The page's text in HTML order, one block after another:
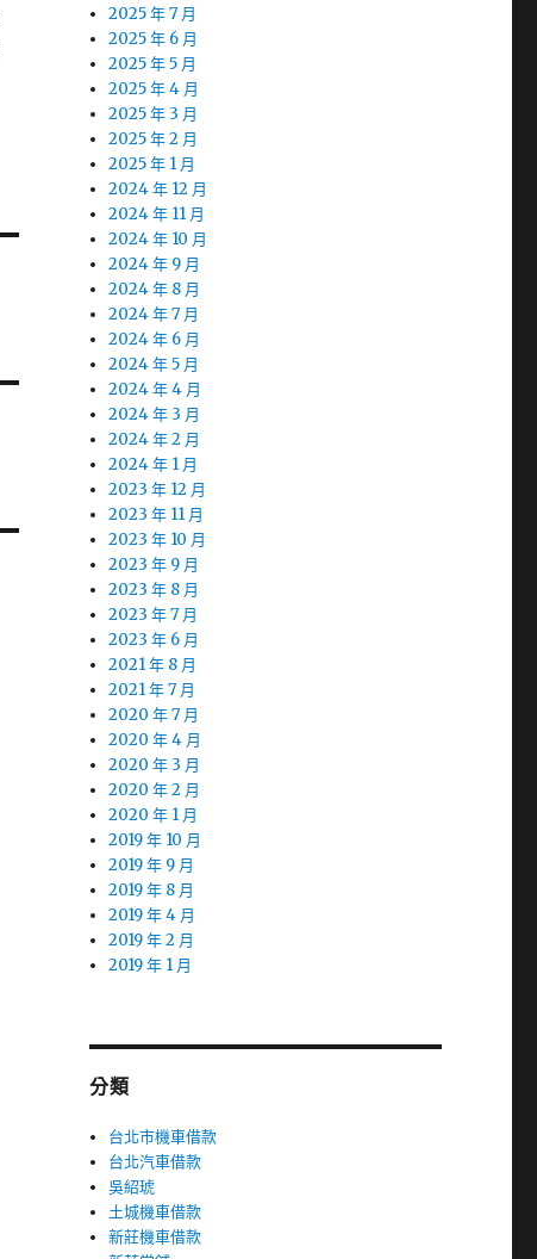
2025 年 7 月
2025 年 6 月
2025 年 5 月
2025 年 4 月
2025 年 3 月
2025 年 2 月
2025 年 1 月
2024 年 12 月
2024 年 11 月
2024 年 10 月
2024 年 9 月
2024 年 8 月
2024 年 7 月
2024 年 6 月
2024 年 5 月
2024 年 4 月
2024 年 3 月
2024 年 2 月
2024 年 1 月
2023 年 12 月
2023 年 11 月
2023 年 10 月
2023 年 9 月
2023 年 8 月
2023 年 7 月
2023 年 6 月
2021 年 8 月
2021 年 7 月
2020 年 7 月
2020 年 4 月
2020 年 3 月
2020 年 2 月
2020 年 1 月
2019 年 10 月
2019 年 9 月
2019 年 8 月
2019 年 4 月
2019 年 2 月
2019 年 1 月
分類
台北市機車借款
台北汽車借款
吳紹琥
土城機車借款
新莊機車借款